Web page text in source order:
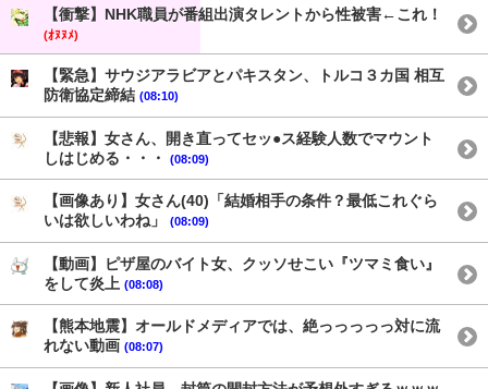
【衝撃】NHK職員が番組出演タレントから性被害←これ！
(ｵﾇﾇﾒ)
【緊急】サウジアラビアとパキスタン、トルコ３カ国 相互
防衛協定締結 (08:10)
【悲報】女さん、開き直ってセッ●ス経験人数でマウント
しはじめる・・・
(08:09)
【画像あり】女さん(40)「結婚相手の条件？最低これぐら
いは欲しいわね」
(08:09)
【動画】ピザ屋のバイト女、クッソせこい『ツマミ食い』
をして炎上 (08:08)
【熊本地震】オールドメディアでは、絶っっっっっ対に流
れない動画 (08:07)